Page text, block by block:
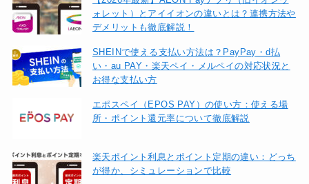
ォレット）とアイイオンの違いとは？連携方法や
デメリットも徹底解説！
SHEINで使える支払い方法は？PayPay・d払
い・au PAY・楽天ペイ・メルペイの対応状況と
お得な支払い方
エポスペイ（EPOS PAY）の使い方：使える場
所・ポイント還元率について徹底解説
楽天ポイント利息とポイント定期の違い：どっち
が得か、シミュレーションで比較